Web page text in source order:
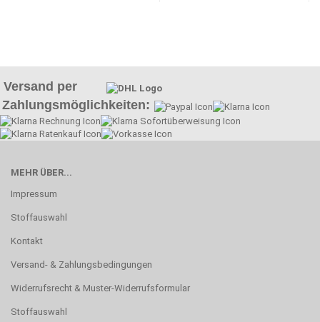
Versand per
Zahlungsmöglichkeiten:
MEHR ÜBER...
Impressum
Stoffauswahl
Kontakt
Versand- & Zahlungsbedingungen
Widerrufsrecht & Muster-Widerrufsformular
Stoffauswahl